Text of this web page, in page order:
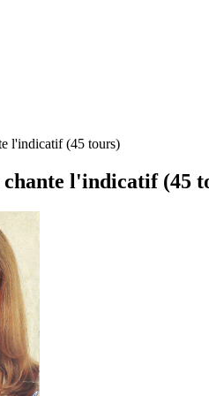
l'indicatif (45 tours)
chante l'indicatif (45